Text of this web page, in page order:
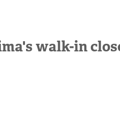
walk-in